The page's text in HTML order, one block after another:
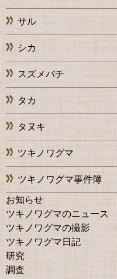
サル
シカ
スズメバチ
タカ
タヌキ
ツキノワグマ
ツキノワグマ事件簿
お知らせ
ツキノワグマのニュース
ツキノワグマの撮影
ツキノワグマ日記
研究
調査